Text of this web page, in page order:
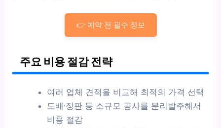
👉 예약 전 필수 정보
주요 비용 절감 전략
여러 업체 견적을 비교해 최적의 가격 선택
도배·장판 등 소규모 공사를 분리발주해서
비용 절감